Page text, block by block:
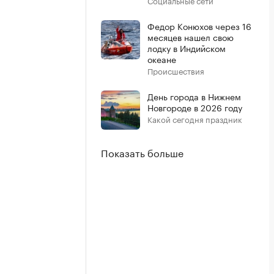
Федор Конюхов через 16
месяцев нашел свою
лодку в Индийском
океане
Происшествия
День города в Нижнем
Новгороде в 2026 году
Какой сегодня праздник
Показать больше